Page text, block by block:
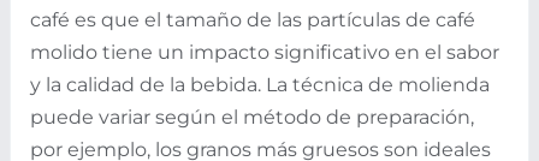
café es que el tamaño de las partículas de café
molido tiene un impacto significativo en el sabor
y la calidad de la bebida. La técnica de molienda
puede variar según el método de preparación,
por ejemplo, los granos más gruesos son ideales